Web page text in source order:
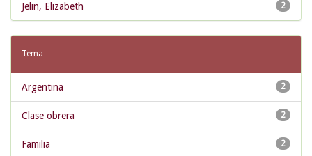
2
Jelin, Elizabeth
Tema
2
Argentina
2
Clase obrera
2
Familia